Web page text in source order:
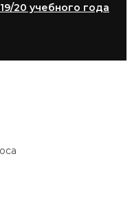
20 учебного года